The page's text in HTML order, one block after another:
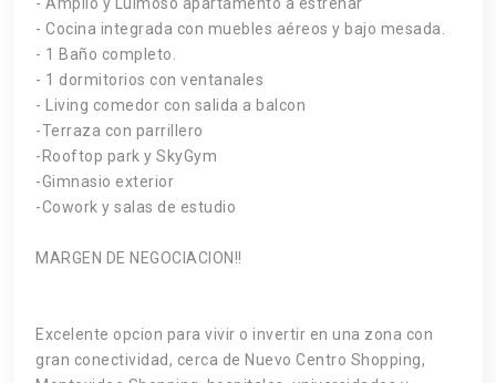
- Cocina integrada con muebles aéreos y bajo mesada.
- 1 Baño completo.
- 1 dormitorios con ventanales
- Living comedor con salida a balcon
-Terraza con parrillero
-Rooftop park y SkyGym
-Gimnasio exterior
-Cowork y salas de estudio
MARGEN DE NEGOCIACION!!
Excelente opcion para vivir o invertir en una zona con
gran conectividad, cerca de Nuevo Centro Shopping,